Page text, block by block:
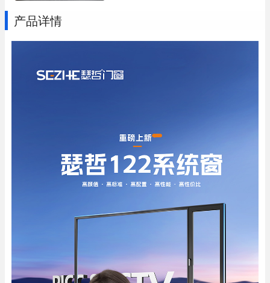
产品详情